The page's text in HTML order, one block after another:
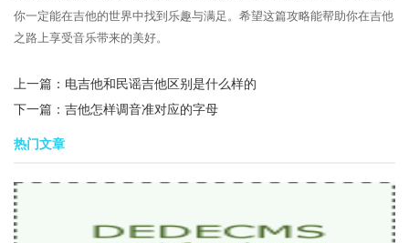
你一定能在吉他的世界中找到乐趣与满足。希望这篇攻略能帮助你在吉他
之路上享受音乐带来的美好。
上一篇： 电吉他和民谣吉他区别是什么样的
下一篇： 吉他怎样调音准对应的字母
热门文章